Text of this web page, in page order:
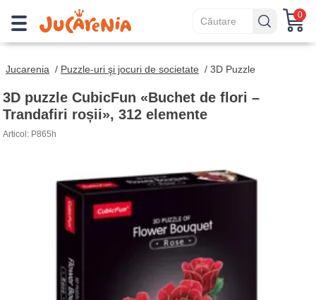
0
Jucarenia / Puzzle-uri şi jocuri de societate / 3D Puzzle
3D puzzle CubicFun «Buchet de flori –
Trandafiri roșii», 312 elemente
Articol: P865h